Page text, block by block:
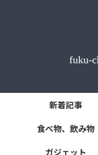
fuku-
新着記事
食べ物、飲み物
ガジェット